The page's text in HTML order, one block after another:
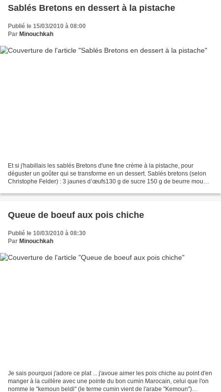
Sablés Bretons en dessert à la pistache
Publié le 15/03/2010 à 08:00
Par Minouchkah
Et si j'habillais les sablés Bretons d'une fine crème à la pistache, pour
déguster un goûter qui se transforme en un dessert. Sablés bretons (selon
Christophe Felder) : 3 jaunes d’œufs130 g de sucre 150 g de beurre mou
Queue de boeuf aux pois chiche
Publié le 10/03/2010 à 08:30
Par Minouchkah
Je sais pourquoi j'adore ce plat ... j'avoue aimer les pois chiche au point d'en
manger à la cuillère avec une pointe du bon cumin Marocain, celui que l'on
nomme le "kemoun beldi" (le terme cumin vient de l'arabe "Kemoun")